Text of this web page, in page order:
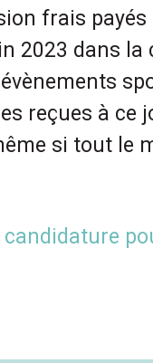
frais payés
2023 dans la
évènements
reçues à ce
si tout le